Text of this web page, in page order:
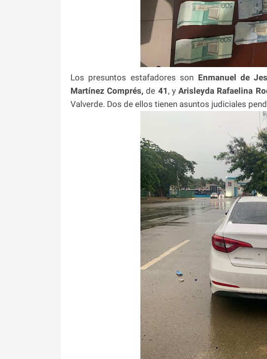
Los presuntos estafadores son Enmanuel de
Martínez Comprés,de 41 , yArisleyda Rafaelina
Valverde. Dos de ellos tienen asuntos judiciales